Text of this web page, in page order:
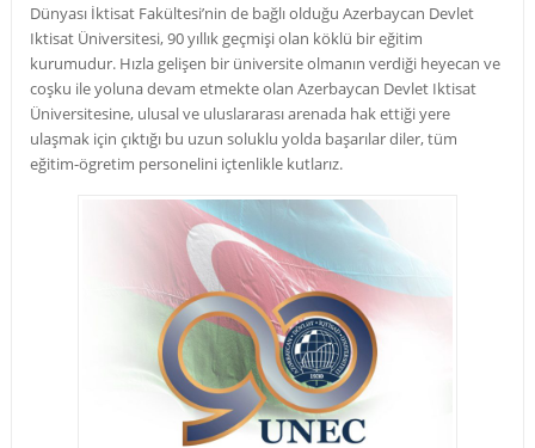
Dünyası İktisat Fakültesi’nin de bağlı olduğu Azerbaycan Devlet
Iktisat Üniversitesi,90 yıllık geçmişi olan köklü bir eğitim
kurumudur. Hızla gelişen bir üniversite olmanın verdiği heyecan ve
coşku ile yoluna devam etmekte olan Azerbaycan Devlet Iktisat
Üniversitesine, ulusal ve uluslararası arenada hak ettiği yere
ulaşmak için çıktığı bu uzun soluklu yolda başarılar diler, tüm
eğitim-ögretim personelini içtenlikle kutlarız.